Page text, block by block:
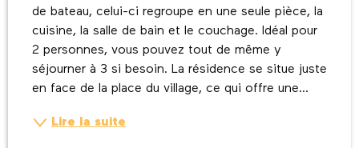
de bateau, celui-ci regroupe en une seule pièce, la
cuisine, la salle de bain et le couchage. Idéal pour
2 personnes, vous pouvez tout de même y
séjourner à 3 si besoin. La résidence se situe juste
en face de la place du village, ce qui offre une...
Lire la suite